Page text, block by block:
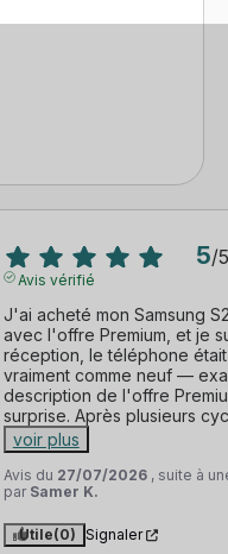
5/5
Avis vérifié
J'ai acheté mon Samsung
avec l'offre Premium, et je
réception, le téléphone
vraiment comme neuf —
description de l'offre
surprise. Après plusieurs cyc
voir plus
Avis du 27/07/2026 , suite à
par Samer K.
Utile(0) Signaler